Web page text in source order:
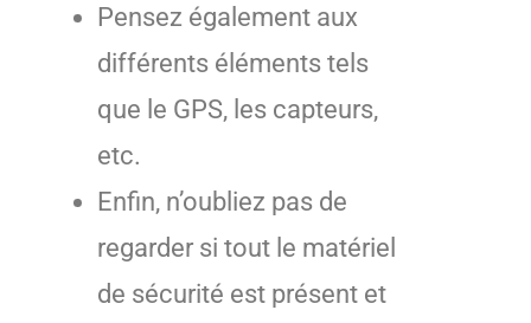
Pensez également aux
différents éléments tels
que le GPS, les capteurs,
etc.
Enfin, n’oubliez pas de
regarder si tout le matériel
de sécurité est présent et